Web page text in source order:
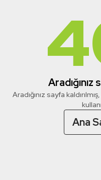
Aradığınız sayfa
Ana